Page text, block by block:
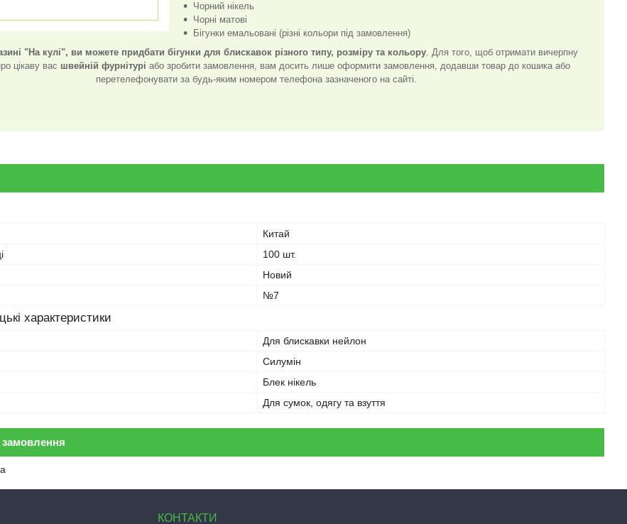
Чорний нікель
Чорні матові
Бігунки емальовані (різні кольори під замовлення)
"На кулі", ви можете придбати бігунки для блискавок різного типу, розміру та кольору. Для того, щоб отримати вичерпну
цікаву вас швейній фурнітурі або зробити замовлення, вам досить лише оформити замовлення, додавши товар до кошика або
перетелефонувати за будь-яким номером телефона зазначеного на сайті.
Китай
100 шт.
Новий
№7
характеристики
Для блискавки нейлон
Силумін
Блек нікель
Для сумок, одягу та взуття